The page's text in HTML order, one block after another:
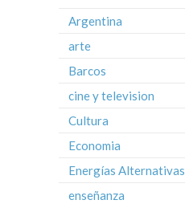
Argentina
arte
Barcos
cine y television
Cultura
Economia
Energías Alternativas
enseñanza